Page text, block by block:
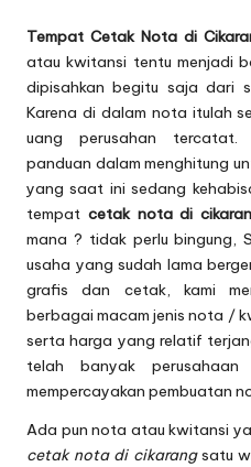
Tempat Cetak Nota di
atau kwitansi tentu menjadi
dipisahkan begitu saja dari
Karena di dalam nota itulah
uang perusahan tercatat.
panduan dalam menghitung
yang saat ini sedang
tempat cetak nota di
mana ? tidak perlu bingung,
usaha yang sudah lama
grafis dan cetak, kami
berbagai macam jenis nota /
serta harga yang relatif
telah banyak
mempercayakan pembuatan
Ada pun nota atau kwitansi
cetak nota di cikarangsatu